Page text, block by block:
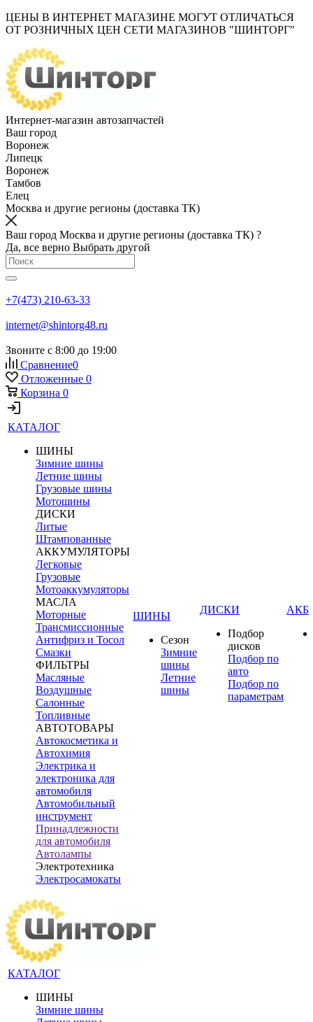
ЦЕНЫ В ИНТЕРНЕТ МАГАЗИНЕ МОГУТ ОТЛИЧАТЬСЯ
ОТ РОЗНИЧНЫХ ЦЕН СЕТИ МАГАЗИНОВ "ШИНТОРГ"
Интернет-магазин автозапчастей
Ваш город
Воронеж
Липецк
Воронеж
Тамбов
Елец
Москва и другие регионы (доставка ТК)
Ваш город Москва и другие регионы (доставка ТК) ?
Да, все верно Выбрать другой
+7(473) 210-63-33
internet@shintorg48.ru
Звоните с 8:00 до 19:00
Сравнение0
Отложенные 0
Корзина 0
КАТАЛОГ
ШИНЫ
Зимние шины
Летние шины
Грузовые шины
Мотошины
ДИСКИ
Литые
Штампованные
АККУМУЛЯТОРЫ
Легковые
Грузовые
Мотоаккумуляторы
МАСЛА
Моторные
Трансмиссионные
Антифриз и Тосол
Смазки
ФИЛЬТРЫ
Масляные
Воздушные
Салонные
Топливные
АВТОТОВАРЫ
Автокосметика и
Автохимия
Электрика и
электроника для
автомобиля
Автомобильный
инструмент
Принадлежности
для автомобиля
Автолампы
Электротехника
Электросамокаты
ШИНЫ
Сезон
Зимние
шины
Летние
шины
ДИСКИ
Подбор
дисков
Подбор по
авто
Подбор по
параметрам
АКБ
КАТАЛОГ
ШИНЫ
Зимние шины